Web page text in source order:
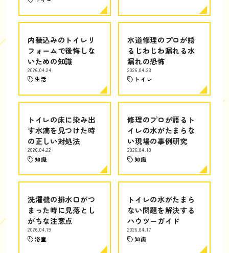
内装込みのトイレリ
フォームで後悔しな
いための知識
2026.04.24
生活
水道修理のプロが語
るじわじわ漏れる水
漏れの恐怖
2026.04.23
トイレ
トイレの床に染み出
す水滴を見つけた時
の正しい対処法
2026.04.22
知識
修理のプロが語るト
イレの水がたまらな
い現場の事例研究
2026.04.19
知識
洗濯機の排水口がつ
まった時に見落とし
がちな注意点
2026.04.19
浴室
トイレの水がたまら
ない問題を解決する
ハウツーガイド
2026.04.17
知識